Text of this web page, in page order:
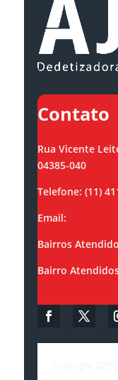
Contato
Rua Vicente
04385-040
Telefone: (11)
Email:
Bairros
Bairro